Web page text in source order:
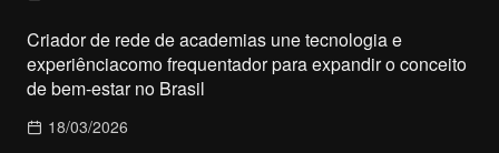
Criador de rede de academias une tecnologia e
experiênciacomo frequentador para expandir o conceito
de bem-estar no Brasil
18/03/2026